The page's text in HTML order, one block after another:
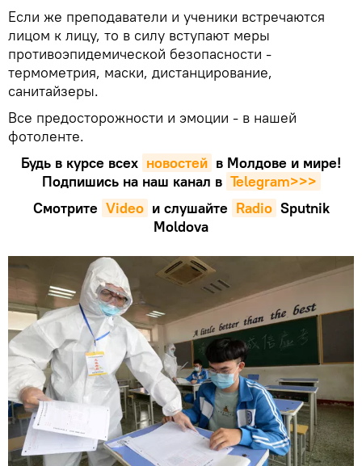
Если же преподаватели и ученики встречаются
лицом к лицу, то в силу вступают меры
противоэпидемической безопасности -
термометрия, маски, дистанцирование,
санитайзеры.
Все предосторожности и эмоции - в нашей
фотоленте.
Будь в курсе всех новостей в Молдове и мире!
Подпишись на наш канал в Telegram>>>
Смотрите Video и слушайте Radio Sputnik
Moldova